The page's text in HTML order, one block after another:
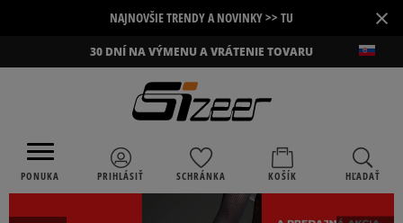
NAJNOVŠIE TRENDY A NOVINKY >> TU ×
30 DNÍ NA VÝMENU A VRÁTENIE TOVARU
PONUKA PRIHLÁSIŤ SCHRÁNKA KOŠÍK HĽADAŤ